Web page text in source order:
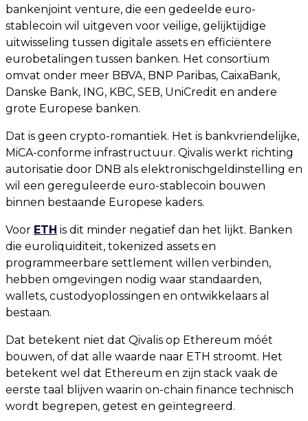
bankenjoint venture, die een gedeelde euro-
stablecoin wil uitgeven voor veilige, gelijktijdige
uitwisseling tussen digitale assets en efficiëntere
eurobetalingen tussen banken. Het consortium
omvat onder meer BBVA, BNP Paribas, CaixaBank,
Danske Bank, ING, KBC, SEB, UniCredit en andere
grote Europese banken.
Dat is geen crypto-romantiek. Het is bankvriendelijke,
MiCA-conforme infrastructuur. Qivalis werkt richting
autorisatie door DNB als elektronischgeldinstelling en
wil een gereguleerde euro-stablecoin bouwen
binnen bestaande Europese kaders.
Voor ETH is dit minder negatief dan het lijkt. Banken
die euroliquiditeit, tokenized assets en
programmeerbare settlement willen verbinden,
hebben omgevingen nodig waar standaarden,
wallets, custodyoplossingen en ontwikkelaars al
bestaan.
Dat betekent niet dat Qivalis op Ethereum móét
bouwen, of dat alle waarde naar ETH stroomt. Het
betekent wel dat Ethereum en zijn stack vaak de
eerste taal blijven waarin on-chain finance technisch
wordt begrepen, getest en geïntegreerd.